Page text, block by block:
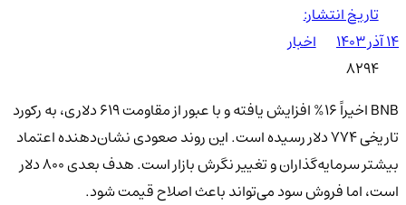
تاریخ انتشار:
۱۴ آذر ۱۴۰۳
اخبار
8294
BNB اخیراً 16% افزایش یافته و با عبور از مقاومت 619 دلاری، به رکورد
تاریخی 774 دلار رسیده است. این روند صعودی نشان‌دهنده اعتماد
بیشتر سرمایه‌گذاران و تغییر نگرش بازار است. هدف بعدی 800 دلار
است، اما فروش سود می‌تواند باعث اصلاح قیمت شود.